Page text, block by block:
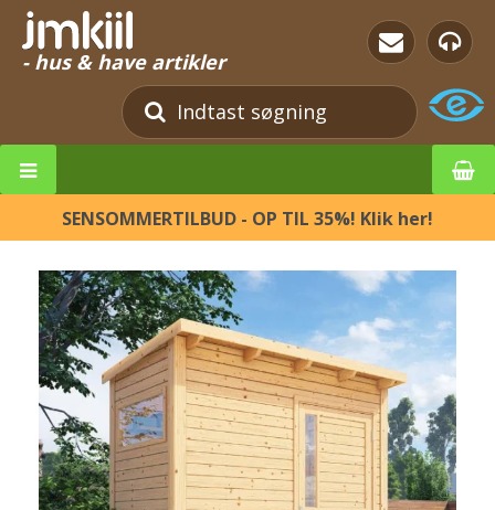
- hus & have artikler
SENSOMMERTILBUD - OP TIL 35%! Klik her!